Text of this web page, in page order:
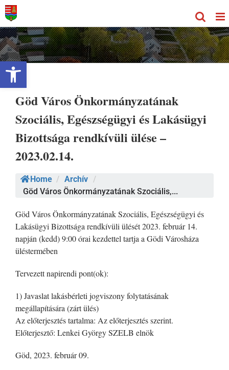
Eszköztár megnyitása
Kihagyás
Göd Város Önkormányzatának
Szociális, Egészségügyi és Lakásügyi
Bizottsága rendkívüli ülése –
2023.02.14.
Home / Archív /
Göd Város Önkormányzatának Szociális,...
Göd Város Önkormányzatának Szociális, Egészségügyi és
Lakásügyi Bizottsága rendkívüli ülését 2023. február 14.
napján (kedd) 9:00 órai kezdettel tartja a Gödi Városháza
üléstermében
Tervezett napirendi pont(ok):
1) Javaslat lakásbérleti jogviszony folytatásának
megállapítására (zárt ülés)
Az előterjesztés tartalma: Az előterjesztés szerint.
Előterjesztő: Lenkei György SZELB elnök
Göd, 2023. február 09.